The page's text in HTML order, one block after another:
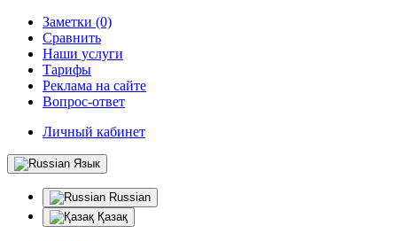
Заметки (0)
Сравнить
Наши услуги
Тарифы
Реклама на сайте
Вопрос-ответ
Личный кабинет
Язык
Russian
Қазақ